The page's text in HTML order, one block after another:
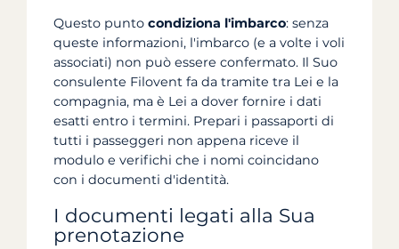
Questo punto condiziona l'imbarco: senza
queste informazioni, l'imbarco (e a volte i voli
associati) non può essere confermato. Il Suo
consulente Filovent fa da tramite tra Lei e la
compagnia, ma è Lei a dover fornire i dati
esatti entro i termini. Prepari i passaporti di
tutti i passeggeri non appena riceve il
modulo e verifichi che i nomi coincidano
con i documenti d'identità.
I documenti legati alla Sua
prenotazione